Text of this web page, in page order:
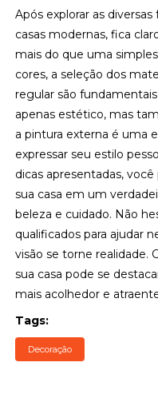
Após explorar as
casas modernas, fica
mais do que uma
cores, a seleção dos
regular são
apenas estético, mas
a pintura externa é uma
expressar seu estilo
dicas apresentadas,
sua casa em um
beleza e cuidado. Não
qualificados para ajudar
visão se torne realidade.
sua casa pode se
mais acolhedor e
Tags:
Decoração